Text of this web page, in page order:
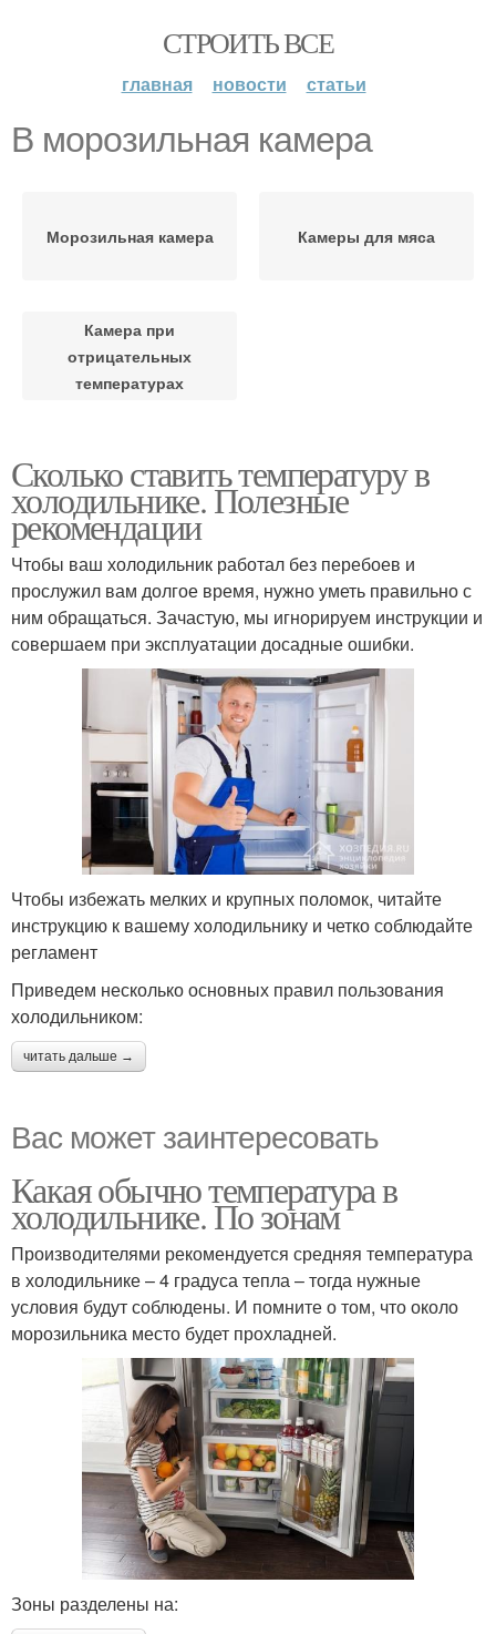
СТРОИТЬ ВСЕ
главная новости статьи
В морозильная камера
Морозильная камера Камеры для мяса
Камера при
отрицательных
температурах
Сколько ставить температуру в
холодильнике. Полезные
рекомендации
Чтобы ваш холодильник работал без перебоев и
прослужил вам долгое время, нужно уметь правильно с
ним обращаться. Зачастую, мы игнорируем инструкции и
совершаем при эксплуатации досадные ошибки.
Чтобы избежать мелких и крупных поломок, читайте
инструкцию к вашему холодильнику и четко соблюдайте
регламент
Приведем несколько основных правил пользования
холодильником:
читать дальше →
Вас может заинтересовать
Какая обычно температура в
холодильнике. По зонам
Производителями рекомендуется средняя температура
в холодильнике – 4 градуса тепла – тогда нужные
условия будут соблюдены. И помните о том, что около
морозильника место будет прохладней.
Зоны разделены на: